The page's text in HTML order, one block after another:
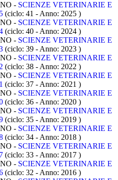
- SCIENZE VETERINARIE E
(ciclo: 41 - Anno: 2025 )
- SCIENZE VETERINARIE E
(ciclo: 40 - Anno: 2024 )
- SCIENZE VETERINARIE E
(ciclo: 39 - Anno: 2023 )
- SCIENZE VETERINARIE E
(ciclo: 38 - Anno: 2022 )
- SCIENZE VETERINARIE E
(ciclo: 37 - Anno: 2021 )
- SCIENZE VETERINARIE E
(ciclo: 36 - Anno: 2020 )
- SCIENZE VETERINARIE E
(ciclo: 35 - Anno: 2019 )
- SCIENZE VETERINARIE E
(ciclo: 34 - Anno: 2018 )
- SCIENZE VETERINARIE E
(ciclo: 33 - Anno: 2017 )
- SCIENZE VETERINARIE E
(ciclo: 32 - Anno: 2016 )